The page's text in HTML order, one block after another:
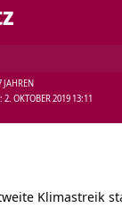
2. OKTOBER 2019 13:11
JAHREN
Klimastreik